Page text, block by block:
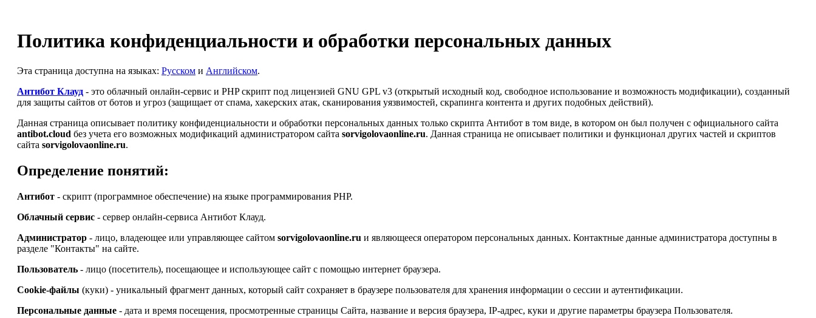
Политика конфиденциальности и обработки персональных данных
Эта страница доступна на языках: Русском и Английском.
Антибот Клауд - это облачный онлайн-сервис и PHP скрипт под лицензией GNU GPL v3 (открытый исходный код, свободное использование и возможность модификации), созданный
для защиты сайтов от ботов и угроз (защищает от спама, хакерских атак, сканирования уязвимостей, скрапинга контента и других подобных действий).
Данная страница описывает политику конфиденциальности и обработки персональных данных только скрипта Антибот в том виде, в котором он был получен с официального сайта
antibot.cloud без учета его возможных модификаций администратором сайта sorvigolovaonline.ru. Данная страница не описывает политики и функционал других частей и скриптов
сайта sorvigolovaonline.ru.
Определение понятий:
Антибот - скрипт (программное обеспечение) на языке программирования PHP.
Облачный сервис - сервер онлайн-сервиса Антибот Клауд.
Администратор - лицо, владеющее или управляющее сайтом sorvigolovaonline.ru и являющееся оператором персональных данных. Контактные данные администратора доступны в
разделе "Контакты" на сайте.
Пользователь - лицо (посетитель), посещающее и использующее сайт с помощью интернет браузера.
Cookie-файлы (куки) - уникальный фрагмент данных, который сайт сохраняет в браузере пользователя для хранения информации о сессии и аутентификации.
Персональные данные - дата и время посещения, просмотренные страницы Сайта, название и версия браузера, IP-адрес, куки и другие параметры браузера Пользователя.